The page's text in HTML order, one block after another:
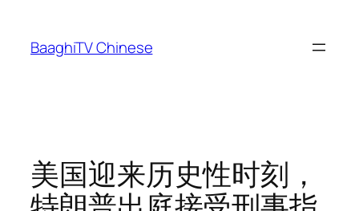
content
BaaghiTV Chinese
美国迎来历史性时刻，